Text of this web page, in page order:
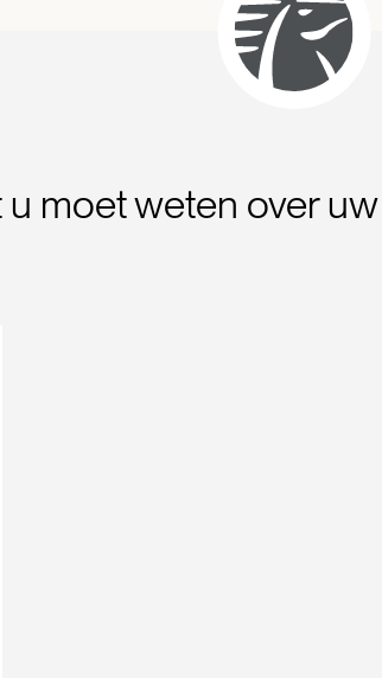
u moet weten over